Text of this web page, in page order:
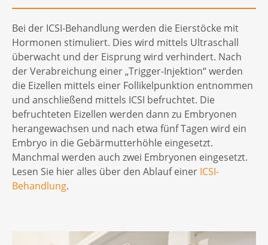
Bei der ICSI-Behandlung werden die Eierstöcke mit
Hormonen stimuliert. Dies wird mittels Ultraschall
überwacht und der Eisprung wird verhindert. Nach
der Verabreichung einer „Trigger-Injektion“ werden
die Eizellen mittels einer Follikelpunktion entnommen
und anschließend mittels ICSI befruchtet. Die
befruchteten Eizellen werden dann zu Embryonen
herangewachsen und nach etwa fünf Tagen wird ein
Embryo in die Gebärmutterhöhle eingesetzt.
Manchmal werden auch zwei Embryonen eingesetzt.
Lesen Sie hier alles über den Ablauf einer ICSI-
Behandlung.